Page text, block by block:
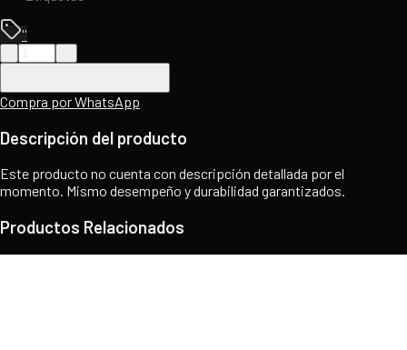
''
Compra por WhatsApp
Descripción del producto
Este producto no cuenta con descripción detallada por el
momento. Mismo desempeño y durabilidad garantizados.
Productos Relacionados